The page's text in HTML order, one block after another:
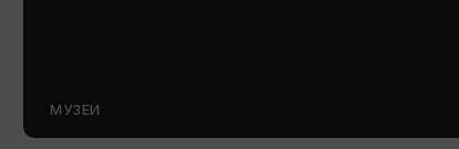
МУЗЕИ